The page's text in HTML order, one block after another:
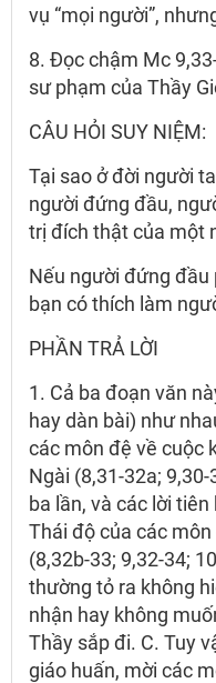
vụ “mọi người”,
8. Đọc chậm Mc
sư phạm của Thầy
CÂU HỎI SUY NIỆM:
Tại sao ở đời người
người đứng đầu,
trị đích thật của một
Nếu người đứng đầu
bạn có thích làm
PHẦN TRẢ LỜI
1. Cả ba đoạn văn
hay dàn bài) như
các môn đệ về cuộc
Ngài (8,31-32a;
ba lần, và các lời
Thái độ của các
(8,32b-33; 9,32-34;
thường tỏ ra không
nhận hay không
Thầy sắp đi. C. Tuy
giáo huấn, mời các